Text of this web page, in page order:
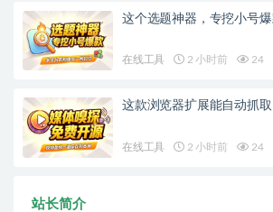
这个选题神器，专挖小号
在线工具 2 小时前 24
这款浏览器扩展能自动抓
在线工具 2 小时前 24
站长简介